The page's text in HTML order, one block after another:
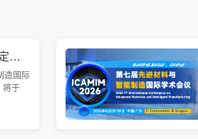
【四校联办 | EI稳定检索 | 往届均已检索】第九届机械工程与智能制造国际会议（WCMEIM 2026）
造国际
将于
智能